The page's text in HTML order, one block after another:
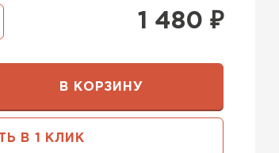
1 480 ₽
В КОРЗИНУ
КУПИТЬ В 1 КЛИК